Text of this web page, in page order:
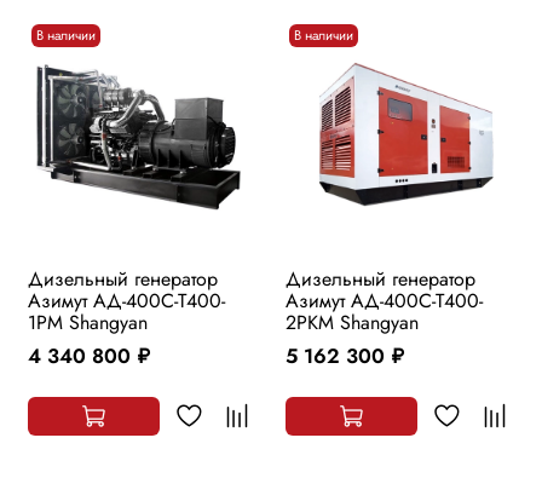
В наличии
Дизельный генератор
Азимут АД-400С-Т400-
1РМ Shangyan
4 340 800 руб.
В наличии
Дизельный генератор
Азимут АД-400С-Т400-
2РKМ Shangyan
5 162 300 руб.